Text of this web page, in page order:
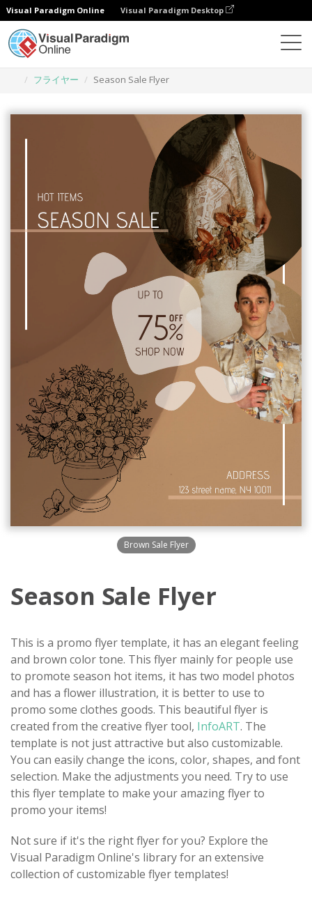
Visual Paradigm Online Visual Paradigm Desktop
フライヤー
Season Sale Flyer
Brown Sale Flyer
Season Sale Flyer
This is a promo flyer template, it has an elegant feeling
and brown color tone. This flyer mainly for people use
to promote season hot items, it has two model photos
and has a flower illustration, it is better to use to
promo some clothes goods. This beautiful flyer is
created from the creative flyer tool, InfoART. The
template is not just attractive but also customizable.
You can easily change the icons, color, shapes, and font
selection. Make the adjustments you need. Try to use
this flyer template to make your amazing flyer to
promo your items!
Not sure if it's the right flyer for you? Explore the
Visual Paradigm Online's library for an extensive
collection of customizable flyer templates!